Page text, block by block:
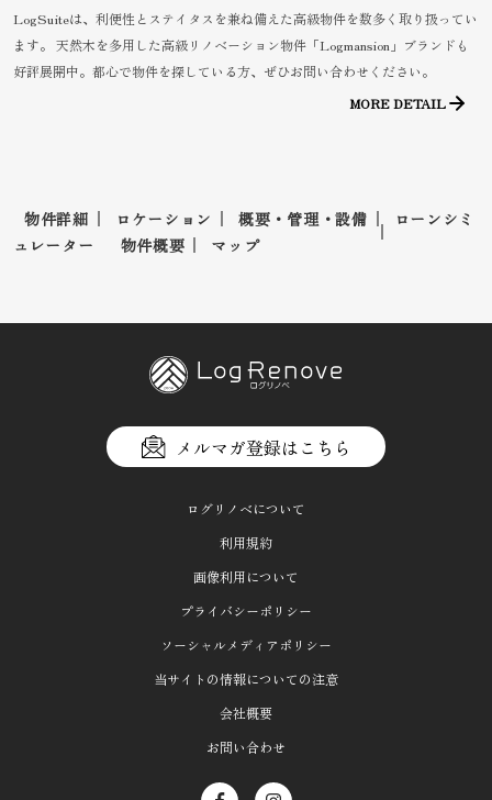
LogSuiteは、利便性とステイタスを兼ね備えた高級物件を数多く取り扱ってい
ます。 天然木を多用した高級リノベーション物件「Logmansion」ブランドも
好評展開中。都心で物件を探している方、ぜひお問い合わせください。
MORE DETAIL
物件詳細 ロケーション 概要・管理・設備
ローンシミ
ュレーター
物件概要 マップ
メルマガ登録はこちら
ログリノベについて
利用規約
画像利用について
プライバシーポリシー
ソーシャルメディアポリシー
当サイトの情報についての注意
会社概要
お問い合わせ